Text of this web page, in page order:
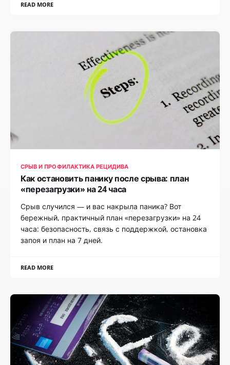
READ MORE
СРЫВ И ПРОФИЛАКТИКА РЕЦИДИВА
Как остановить панику после срыва: план
«перезагрузки» на 24 часа
Срыв случился — и вас накрыла паника? Вот
бережный, практичный план «перезагрузки» на 24
часа: безопасность, связь с поддержкой, остановка
запоя и план на 7 дней.
READ MORE